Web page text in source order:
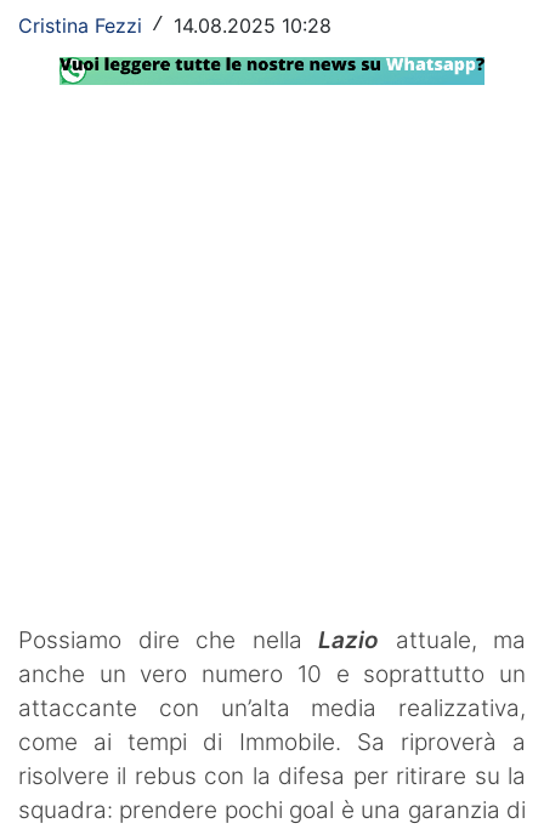
Formula 1
Tennis
Cristina Fezzi / 14.08.2025 10:28
Possiamo dire che nella Lazio attuale, ma
anche un vero numero 10 e soprattutto un
attaccante con un’alta media realizzativa,
come ai tempi di Immobile. Sa riproverà a
risolvere il rebus con la difesa per ritirare su la
squadra: prendere pochi goal è una garanzia di